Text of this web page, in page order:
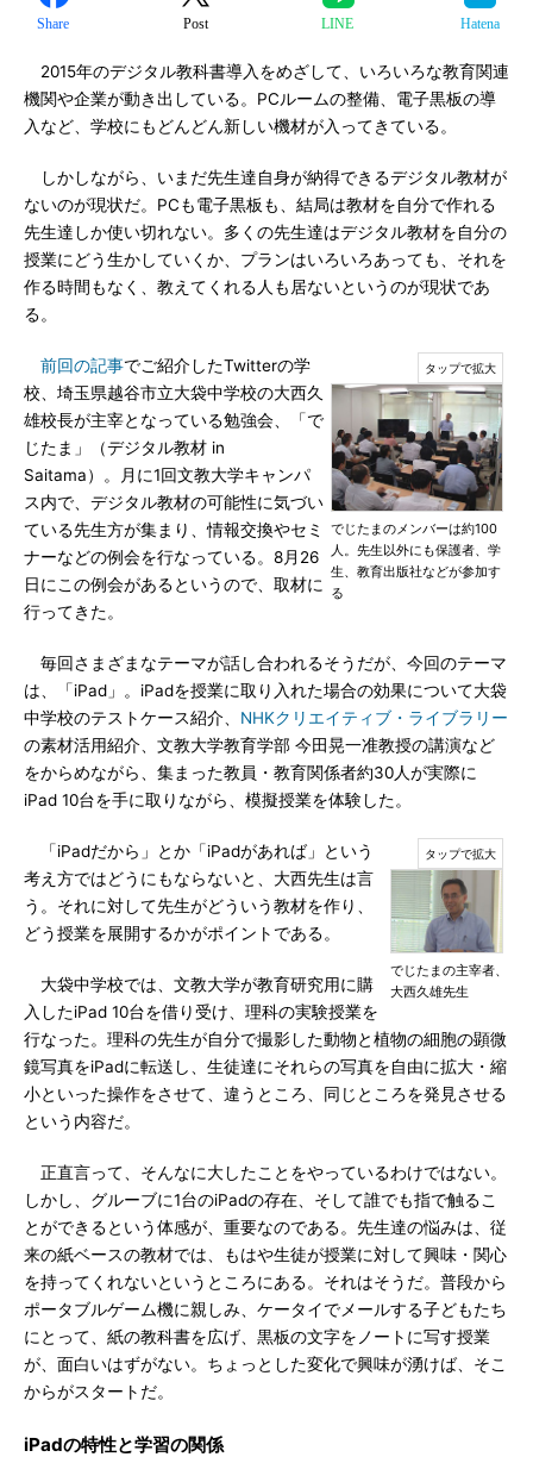
Share Post LINE Hatena
2015年のデジタル教科書導入をめざして、いろいろな教育関連
機関や企業が動き出している。PCルームの整備、電子黒板の導
入など、学校にもどんどん新しい機材が入ってきている。
しかしながら、いまだ先生達自身が納得できるデジタル教材が
ないのが現状だ。PCも電子黒板も、結局は教材を自分で作れる
先生達しか使い切れない。多くの先生達はデジタル教材を自分の
授業にどう生かしていくか、プランはいろいろあっても、それを
作る時間もなく、教えてくれる人も居ないというのが現状であ
る。
でじたまのメンバーは約100
人。先生以外にも保護者、学
生、教育出版社などが参加す
る
前回の記事でご紹介したTwitterの学
校、埼玉県越谷市立大袋中学校の大西久
雄校長が主宰となっている勉強会、「で
じたま」（デジタル教材 in
Saitama）。月に1回文教大学キャンパ
ス内で、デジタル教材の可能性に気づい
ている先生方が集まり、情報交換やセミ
ナーなどの例会を行なっている。8月26
日にこの例会があるというので、取材に
行ってきた。
毎回さまざまなテーマが話し合われるそうだが、今回のテーマ
は、「iPad」。iPadを授業に取り入れた場合の効果について大袋
中学校のテストケース紹介、 NHKクリエイティブ・ライブラリー
の素材活用紹介、文教大学教育学部 今田晃一准教授の講演など
をからめながら、集まった教員・教育関係者約30人が実際に
iPad 10台を手に取りながら、模擬授業を体験した。
でじたまの主宰者、
大西久雄先生
「iPadだから」とか「iPadがあれば」という
考え方ではどうにもならないと、大西先生は言
う。それに対して先生がどういう教材を作り、
どう授業を展開するかがポイントである。
大袋中学校では、文教大学が教育研究用に購
入したiPad 10台を借り受け、理科の実験授業を
行なった。理科の先生が自分で撮影した動物と植物の細胞の顕微
鏡写真をiPadに転送し、生徒達にそれらの写真を自由に拡大・縮
小といった操作をさせて、違うところ、同じところを発見させる
という内容だ。
正直言って、そんなに大したことをやっているわけではない。
しかし、グルーブに1台のiPadの存在、そして誰でも指で触るこ
とができるという体感が、重要なのである。先生達の悩みは、従
来の紙ベースの教材では、もはや生徒が授業に対して興味・関心
を持ってくれないというところにある。それはそうだ。普段から
ポータブルゲーム機に親しみ、ケータイでメールする子どもたち
にとって、紙の教科書を広げ、黒板の文字をノートに写す授業
が、面白いはずがない。ちょっとした変化で興味が湧けば、そこ
からがスタートだ。
iPadの特性と学習の関係